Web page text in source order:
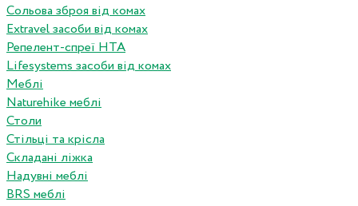
Сольова зброя від комах
Extravel засоби від комах
Репелент-спреї HTA
Lifesystems засоби від комах
Меблі
Naturehike меблі
Столи
Стільці та крісла
Складані ліжка
Надувні меблі
BRS меблі